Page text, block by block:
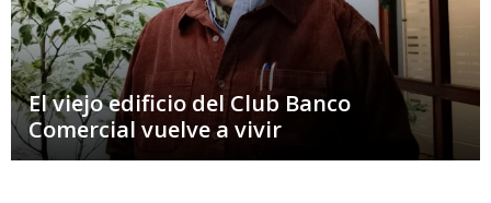
El viejo edificio del Club Banco
Comercial vuelve a vivir